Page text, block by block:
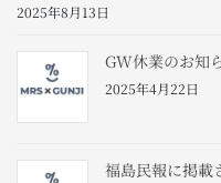
2025年8月13日
GW休業のお知
2025年4月22日
福島民報に掲載